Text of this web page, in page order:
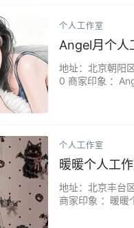
个人工作室
Angel月个人
地址：北京朝阳
0 商家印象 ：
个人工作室
暖暖个人工
地址：北京丰台
商家印象 ：暖暖